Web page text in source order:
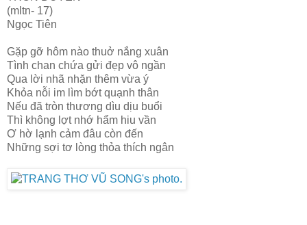
(mltn- 17)
Ngọc Tiên
Gặp gỡ hôm nào thuở nắng xuân
Tình chan chứa gửi đẹp vô ngần
Qua lời nhã nhặn thêm vừa ý
Khỏa nỗi im lìm bớt quạnh thân
Nếu đã tròn thương dìu dịu buổi
Thì không lợt nhớ hẩm hiu vần
Ơ hờ lạnh cảm đâu còn đến
Những sợi tơ lòng thỏa thích ngân